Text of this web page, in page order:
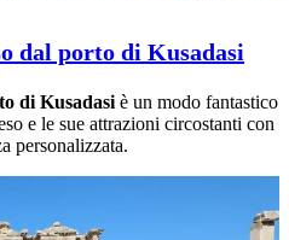
dal porto di Kusadasi
di Kusadasiè un modo fantastico
e le sue attrazioni circostanti con
personalizzata.